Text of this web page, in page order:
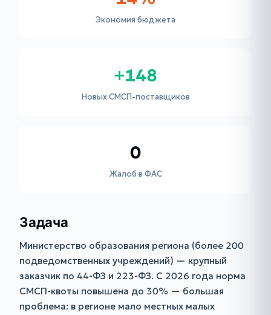
Экономия бюджета
+148
Новых СМСП-поставщиков
0
Жалоб в ФАС
Задача
Министерство образования региона (более 200
подведомственных учреждений) — крупный
заказчик по 44-ФЗ и 223-ФЗ. С 2026 года норма
СМСП-квоты повышена до 30% — большая
проблема: в регионе мало местных малых